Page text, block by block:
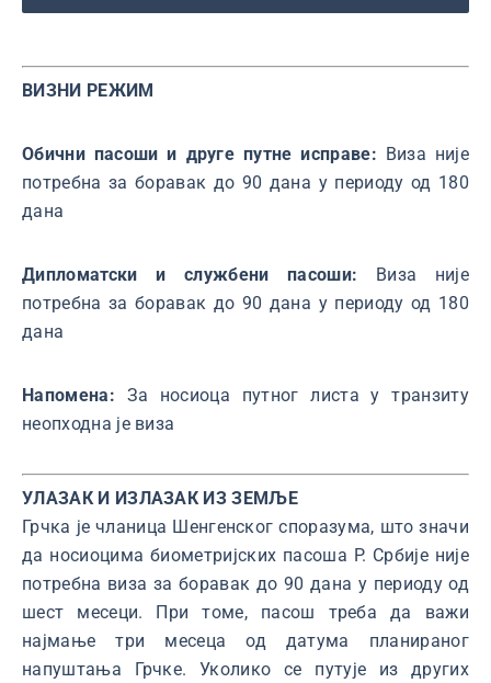
ВИЗНИ РЕЖИМ
Обични пасоши и друге путне исправе: Виза није
потребна за боравак до 90 дана у периоду од 180
дана
Дипломатски и службени пасоши:
Виза није
потребна за боравак до 90 дана у периоду од 180
дана
Напомена: За носиоца путног листа у транзиту
неопходна је виза
УЛАЗАК И ИЗЛАЗАК ИЗ ЗЕМЉЕ
Грчка је чланица Шенгенског споразума, што значи
да носиоцима биометријских пасоша Р. Србије није
потребна виза за боравак до 90 дана у периоду од
шест месеци. При томе, пасош треба да важи
најмање три месеца од датума планираног
напуштања Грчке. Уколико се путује из других